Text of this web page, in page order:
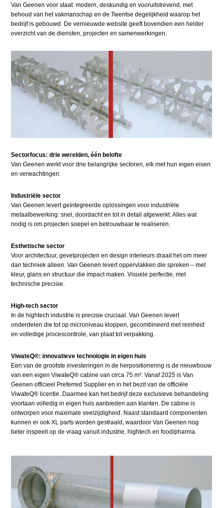
Van Geenen voor staat: modern, deskundig en vooruitstrevend, met
behoud van het vakmanschap en de Twentse degelijkheid waarop het
bedrijf is gebouwd. De vernieuwde website geeft bovendien een helder
overzicht van de diensten, projecten en samenwerkingen.
Sectorfocus: drie werelden, één belofte
Van Geenen werkt voor drie belangrijke sectoren, elk met hun eigen eisen
en verwachtingen:
​Industriële sector
Van Geenen levert geïntegreerde oplossingen voor industriële
metaalbewerking: snel, doordacht en tot in detail afgewerkt. Alles wat
nodig is om projecten soepel en betrouwbaar te realiseren.
Esthetische sector
Voor architectuur, gevelprojecten en design interieurs draait het om meer
dan techniek alleen. Van Geenen levert oppervlakken die spreken – met
kleur, glans en structuur die impact maken. Visuele perfectie, met
technische precisie.
High-tech sector
In de hightech industrie is precisie cruciaal. Van Geenen levert
onderdelen die tot op microniveau kloppen, gecombineerd met reinheid
en volledige procescontrole, van plaat tot verpakking.
ViwateQ®: innovatieve technologie in eigen huis
Een van de grootste investeringen in de herpositionering is de nieuwbouw
van een eigen ViwateQ® cabine van circa 75 m². Vanaf 2025 is Van
Geenen officieel Preferred Supplier en in het bezit van de officiële
ViwateQ® licentie. Daarmee kan het bedrijf deze exclusieve behandeling
voortaan volledig in eigen huis aanbieden aan klanten. De cabine is
ontworpen voor maximale veelzijdigheid. Naast standaard componenten
kunnen er ook XL parts worden gestraald, waardoor Van Geenen nog
beter inspeelt op de vraag vanuit industrie, hightech en food/pharma.